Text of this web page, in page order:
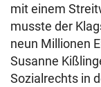
mit einem
musste der
neun Millionen
Susanne
Sozialrechts in